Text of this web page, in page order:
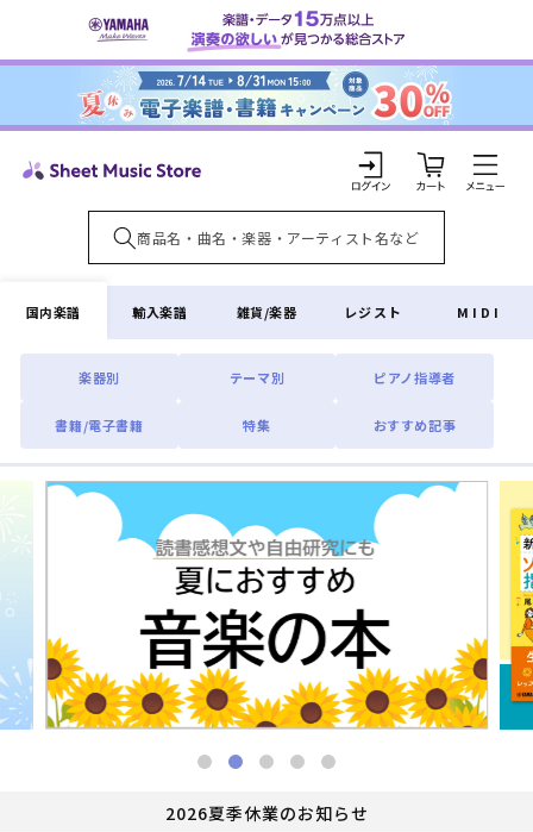
ンツに
ロ
グ
イ
ン
カ
ー
ト
国内楽譜
楽器別 テーマ別 ピアノ指導者
書籍/電子書籍 特集 おすすめ記事
輸入楽譜 雑貨/楽器 レジスト MIDI
2026夏季休業のお知らせ